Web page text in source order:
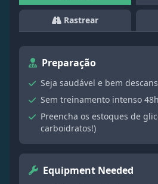
Rastrear
Preparação
Seja saudável e bem
Sem treinamento intenso
Preencha os estoques de
carboidratos!)
Equipment Needed